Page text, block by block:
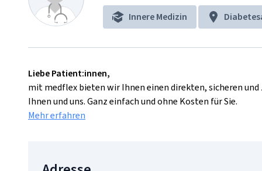
Innere Medizin
Liebe Patient:innen,
mit medflex bieten wir Ihnen einen direkten, sicheren
Ihnen und uns. Ganz einfach und ohne Kosten für Sie.
Mehr erfahren